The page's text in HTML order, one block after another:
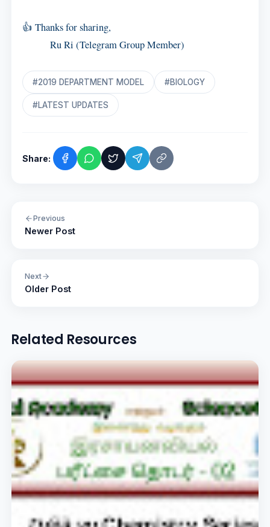
👍 Thanks for sharing,
Ru Ri (Telegram Group Member)
#2019 DEPARTMENT MODEL #BIOLOGY
#LATEST UPDATES
Share:
Previous
Newer Post
Next
Older Post
Related Resources